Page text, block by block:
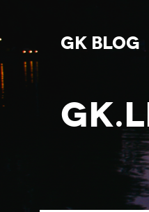
GK BLOG